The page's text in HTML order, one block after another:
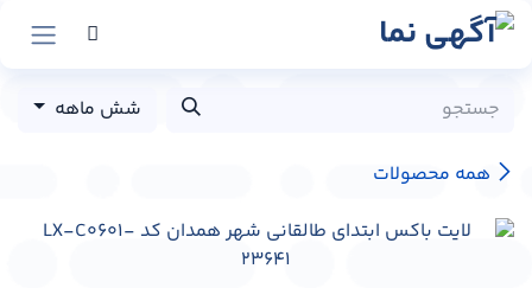
پرش به محتوا
همه محصولات
شش ماهه